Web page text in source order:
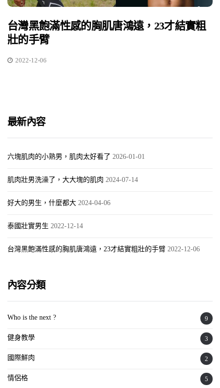
台灣黑飽滿性感的胸肌唐鴻遠，23才結實粗
壯的手臂
2022-12-06
最新內容
六塊肌肉的小熟男，肌肉太好看了 2026-01-01
肌肉壯男洗澡了，大大塊的肌肉 2024-07-14
好大的男生，什麼都大 2024-04-06
泰國壯實男生 2022-12-14
台灣黑飽滿性感的胸肌唐鴻遠，23才結實粗壯的手臂 2022-12-06
內容分類
Who is the next ? 9
健身教學 3
國際鮮肉 2
情侶格 5